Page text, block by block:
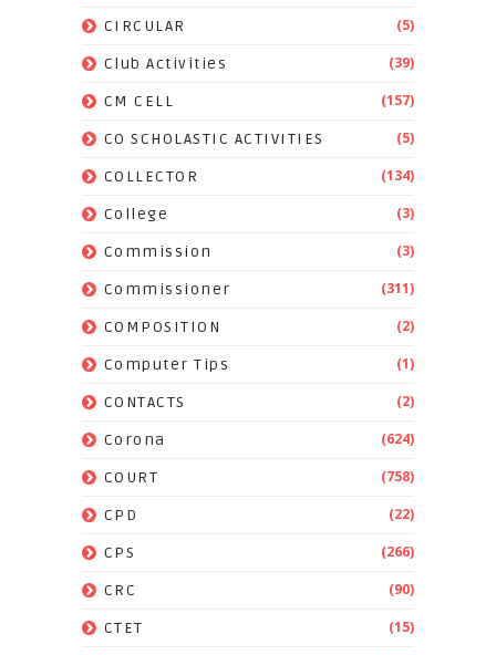
CIRCULAR (5)
Club Activities (39)
CM CELL (157)
CO SCHOLASTIC ACTIVITIES (5)
COLLECTOR (134)
College (3)
Commission (3)
Commissioner (311)
COMPOSITION (2)
Computer Tips (1)
CONTACTS (2)
Corona (624)
COURT (758)
CPD (22)
CPS (266)
CRC (90)
CTET (15)